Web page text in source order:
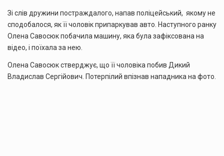
Зі слів дружини постраждалого, напав поліцейський, якому не
сподобалося, як її чоловік припаркував авто. Наступного ранку
Олена Савосюк побачила машину, яка була зафіксована на
відео, і поїхала за нею.
Олена Савосюк стверджує, що її чоловіка побив Дикий
Владислав Сергійович. Потерпілий впізнав нападника на фото.